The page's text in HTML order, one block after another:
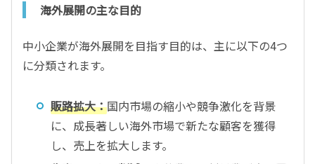
海外展開の主な目的
中小企業が海外展開を目指す目的は、主に以下の4つ
に分類されます。
販路拡大：国内市場の縮小や競争激化を背景
に、成長著しい海外市場で新たな顧客を獲得
し、売上を拡大します。